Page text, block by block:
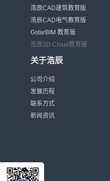
浩辰CAD建筑教育版
浩辰CAD电气教育版
GstarBIM 教育版
浩辰3D Cloud教育版
关于浩辰
公司介绍
发展历程
联系方式
新闻资讯